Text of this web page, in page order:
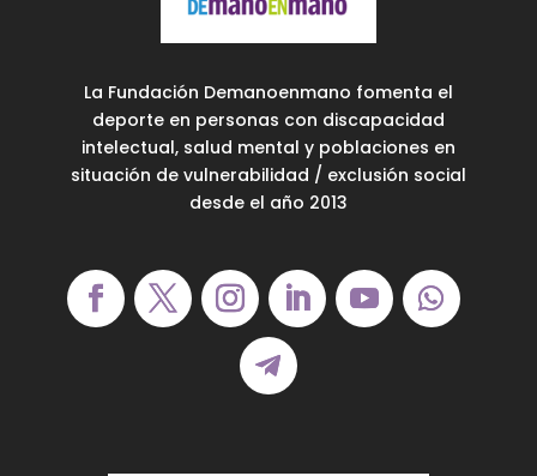
La Fundación Demanoenmano fomenta el
deporte en personas con discapacidad
intelectual, salud mental y poblaciones en
situación de vulnerabilidad / exclusión social
desde el año 2013